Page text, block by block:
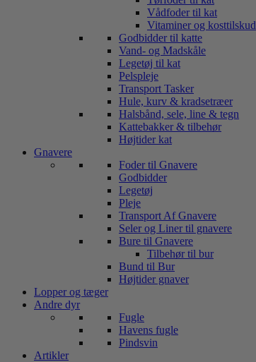
Vådfoder til kat
Vitaminer og kosttilskud
Godbidder til katte
Vand- og Madskåle
Legetøj til kat
Pelspleje
Transport Tasker
Hule, kurv & kradsetræer
Halsbånd, sele, line & tegn
Kattebakker & tilbehør
Højtider kat
Gnavere
Foder til Gnavere
Godbidder
Legetøj
Pleje
Transport Af Gnavere
Seler og Liner til gnavere
Bure til Gnavere
Tilbehør til bur
Bund til Bur
Højtider gnaver
Lopper og tæger
Andre dyr
Fugle
Havens fugle
Pindsvin
Artikler